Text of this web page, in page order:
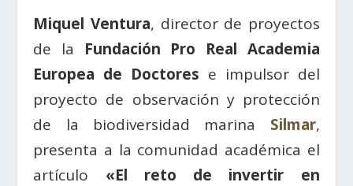
Miquel Ventura, director de proyectos
de la Fundación Pro Real Academia
Europea de Doctores e impulsor del
proyecto de observación y protección
de la biodiversidad marina Silmar,
presenta a la comunidad académica el
artículo «El reto de invertir en